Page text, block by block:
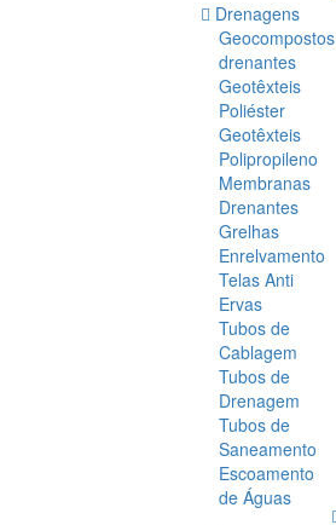
Drenagens
Geocompostos
drenantes
Geotêxteis
Poliéster
Geotêxteis
Polipropileno
Membranas
Drenantes
Grelhas
Enrelvamento
Telas Anti
Ervas
Tubos de
Cablagem
Tubos de
Drenagem
Tubos de
Saneamento
Escoamento
de Águas